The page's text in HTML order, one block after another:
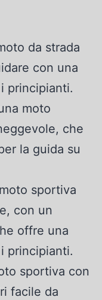
da strada
con una
principianti.
moto
che
la guida su
sportiva
con un
offre una
principianti.
sportiva con
facile da